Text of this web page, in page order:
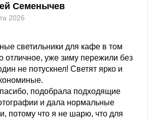
Семенычев
2026
светильники для кафе в том
отличное, уже зиму пережили без
не потускнел! Светят ярко и
подобрала подходящие
и дала нормальные
потому что я не шарю, что для